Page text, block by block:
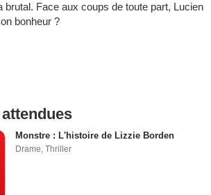
brutal. Face aux coups de toute part, Lucien
bonheur ?
Monstre : L'histoire de Lizzie Borden
Drame,Thriller